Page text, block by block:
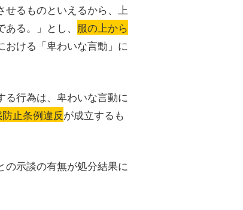
せるものといえるから、上
る。」とし、 服の上から
おける「卑わいな言動」に
る行為は、卑わいな言動に
止条例違反が成立するも
の示談の有無が処分結果に